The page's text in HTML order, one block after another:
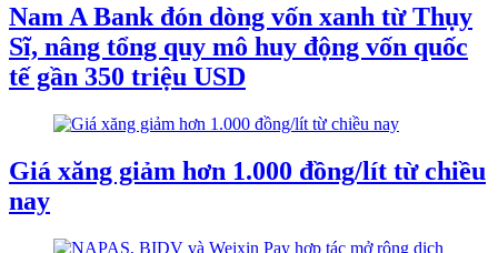
Nam A Bank đón dòng vốn xanh từ Thụy
Sĩ, nâng tổng quy mô huy động vốn quốc
tế gần 350 triệu USD
Giá xăng giảm hơn 1.000 đồng/lít từ chiều
nay